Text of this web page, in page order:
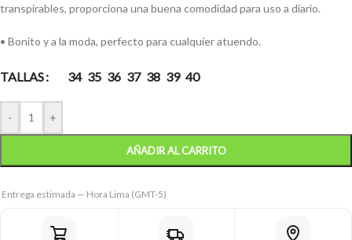
transpirables, proporciona una buena comodidad para uso a diario.
• Bonito y a la moda, perfecto para cualquier atuendo.
TALLAS 34 35 36 37 38 39 40
- +
AÑADIR AL CARRITO
Entrega estimada — Hora Lima (GMT-5)